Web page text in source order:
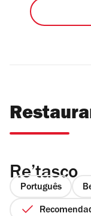
Re’tasco
Português